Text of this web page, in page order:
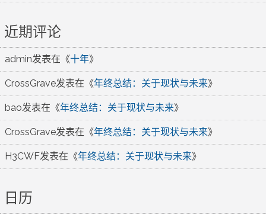
近期评论
admin发表在《十年》
CrossGrave发表在《年终总结：关于现状与未来》
bao发表在《年终总结：关于现状与未来》
CrossGrave发表在《年终总结：关于现状与未来》
H3CWF发表在《年终总结：关于现状与未来》
日历